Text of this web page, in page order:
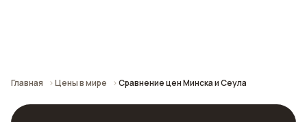
Главная Цены в мире Сравнение цен Минска и Сеула